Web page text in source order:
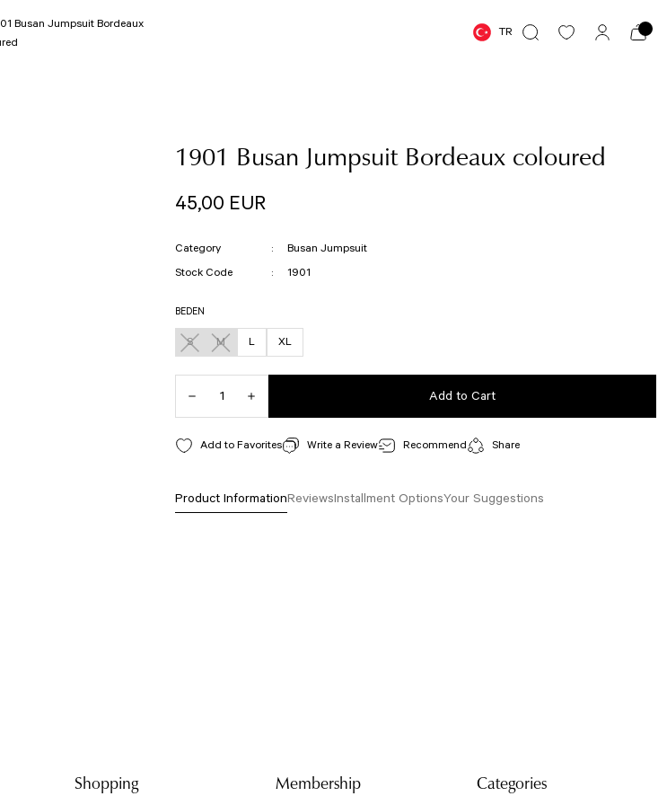
TR
1901 Busan Jumpsuit Bordeaux coloured
45,00 EUR
Category
Busan Jumpsuit
Stock Code
1901
BEDEN
S M L XL
Add to Cart
Write a Review Recommend Share
Product InformationReviewsInstallment OptionsYour Suggestions
Shopping Membership Categories